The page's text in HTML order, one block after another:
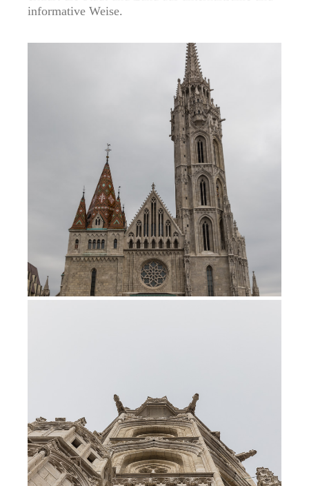
informative Weise.